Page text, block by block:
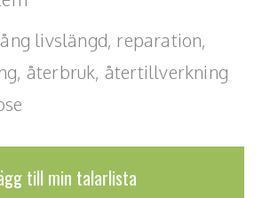
och värde i stället för fler
livslängd, reparation,
återbruk, återtillverkning
till min talarlista